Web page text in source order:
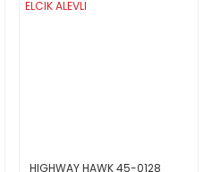
HIGHWAY HAWK 45-0128